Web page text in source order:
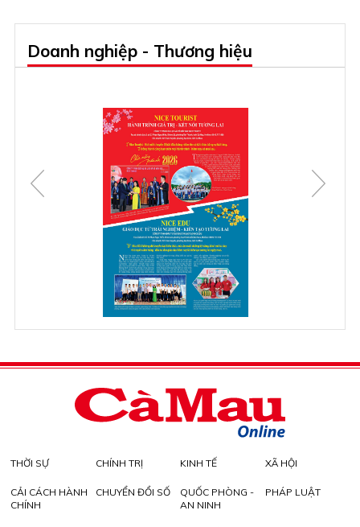
Doanh nghiệp - Thương hiệu
THỜI SỰ CHÍNH TRỊ KINH TẾ XÃ HỘI
CẢI CÁCH HÀNH
CHÍNH
CHUYỂN ĐỔI SỐ
QUỐC PHÒNG -
AN NINH
PHÁP LUẬT